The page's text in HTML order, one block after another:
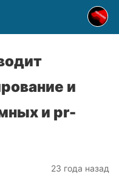
и
и pr-
23 года назад